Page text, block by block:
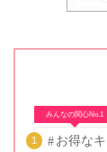
みんなの関心No.1
1 お得な